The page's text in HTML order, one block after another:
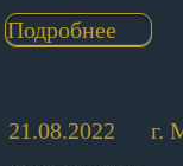
Подробнее
21.08.2022 г.